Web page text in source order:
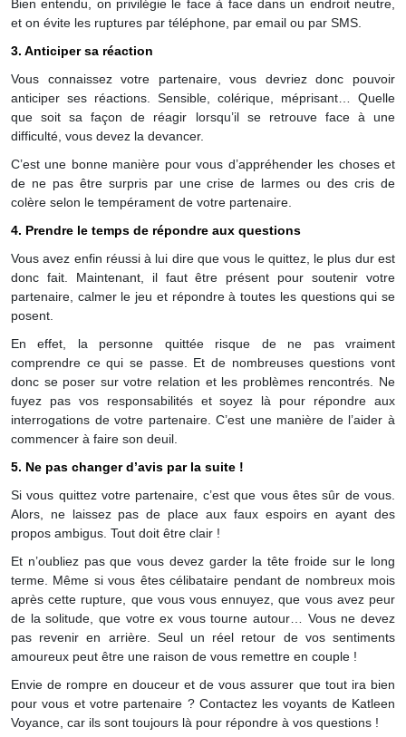
Bien entendu, on privilégie le face à face dans un endroit neutre,
et on évite les ruptures par téléphone, par email ou par SMS.
3. Anticiper sa réaction
Vous connaissez votre partenaire, vous devriez donc pouvoir
anticiper ses réactions. Sensible, colérique, méprisant… Quelle
que soit sa façon de réagir lorsqu’il se retrouve face à une
difficulté, vous devez la devancer.
C’est une bonne manière pour vous d’appréhender les choses et
de ne pas être surpris par une crise de larmes ou des cris de
colère selon le tempérament de votre partenaire.
4. Prendre le temps de répondre aux questions
Vous avez enfin réussi à lui dire que vous le quittez, le plus dur est
donc fait. Maintenant, il faut être présent pour soutenir votre
partenaire, calmer le jeu et répondre à toutes les questions qui se
posent.
En effet, la personne quittée risque de ne pas vraiment
comprendre ce qui se passe. Et de nombreuses questions vont
donc se poser sur votre relation et les problèmes rencontrés. Ne
fuyez pas vos responsabilités et soyez là pour répondre aux
interrogations de votre partenaire. C’est une manière de l’aider à
commencer à faire son deuil.
5. Ne pas changer d’avis par la suite !
Si vous quittez votre partenaire, c’est que vous êtes sûr de vous.
Alors, ne laissez pas de place aux faux espoirs en ayant des
propos ambigus. Tout doit être clair !
Et n’oubliez pas que vous devez garder la tête froide sur le long
terme. Même si vous êtes célibataire pendant de nombreux mois
après cette rupture, que vous vous ennuyez, que vous avez peur
de la solitude, que votre ex vous tourne autour… Vous ne devez
pas revenir en arrière. Seul un réel retour de vos sentiments
amoureux peut être une raison de vous remettre en couple !
Envie de rompre en douceur et de vous assurer que tout ira bien
pour vous et votre partenaire ? Contactez les voyants de Katleen
Voyance, car ils sont toujours là pour répondre à vos questions !